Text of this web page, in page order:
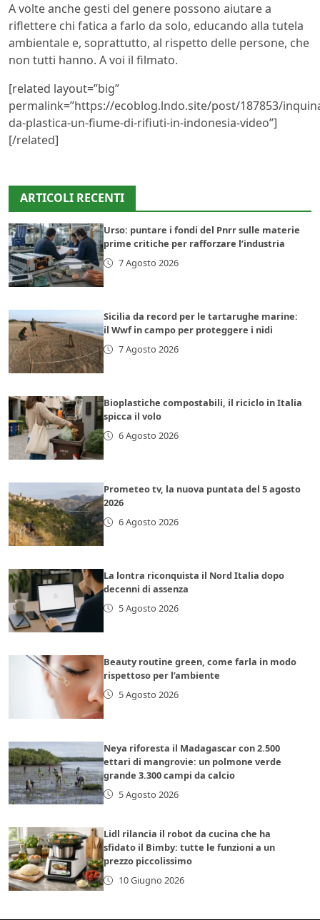
A volte anche gesti del genere possono aiutare a
riflettere chi fatica a farlo da solo, educando alla tutela
ambientale e, soprattutto, al rispetto delle persone, che
non tutti hanno. A voi il filmato.
[related layout=”big”
permalink=”https://ecoblog.lndo.site/post/187853/
da-plastica-un-fiume-di-rifiuti-in-indonesia-video”]
[/related]
ARTICOLI RECENTI
Urso: puntare i fondi del Pnrr sulle materie
prime critiche per rafforzare l’industria
7 Agosto 2026
Sicilia da record per le tartarughe marine:
il Wwf in campo per proteggere i nidi
7 Agosto 2026
Bioplastiche compostabili, il riciclo in Italia
spicca il volo
6 Agosto 2026
Prometeo tv, la nuova puntata del 5 agosto
2026
6 Agosto 2026
La lontra riconquista il Nord Italia dopo
decenni di assenza
5 Agosto 2026
Beauty routine green, come farla in modo
rispettoso per l’ambiente
5 Agosto 2026
Neya riforesta il Madagascar con 2.500
ettari di mangrovie: un polmone verde
grande 3.300 campi da calcio
5 Agosto 2026
Lidl rilancia il robot da cucina che ha
sfidato il Bimby: tutte le funzioni a un
prezzo piccolissimo
10 Giugno 2026